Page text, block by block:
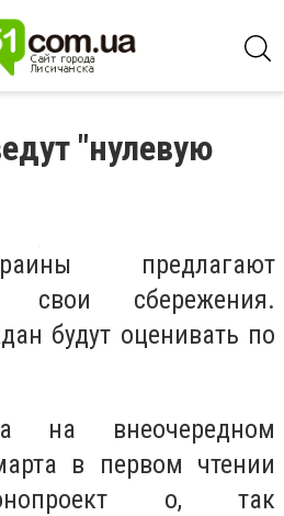
"нулевую
предлагают
свои сбережения.
будут оценивать по
на внеочередном
в первом чтении
о, так